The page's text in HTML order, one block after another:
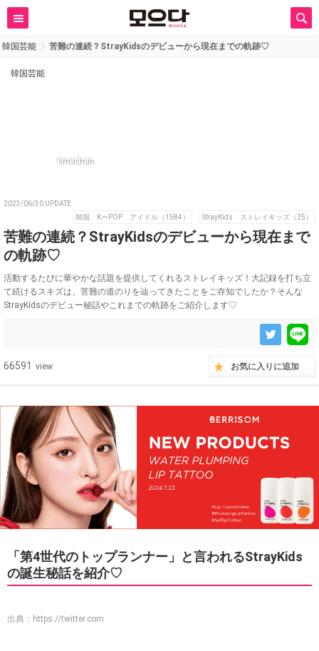
韓国芸能 苦難の連続？StrayKidsのデビューから現在までの軌跡♡
韓国芸能
emachan
2023/06/30 UPDATE
韓国 KーPOP アイドル（1584）
StrayKids ストレイキッズ（25）
苦難の連続？StrayKidsのデビューから現在まで
の軌跡♡
活動するたびに華やかな話題を提供してくれるストレイキッズ！大記録を打ち立
て続けるスキズは、苦難の道のりを辿ってきたことをご存知でしたか？そんな
StrayKidsのデビュー秘話やこれまでの軌跡をご紹介します♡
66591 view お気に入りに追加
「第4世代のトップランナー」と言われるStrayKids
の誕生秘話を紹介♡
出典： https://twitter.com